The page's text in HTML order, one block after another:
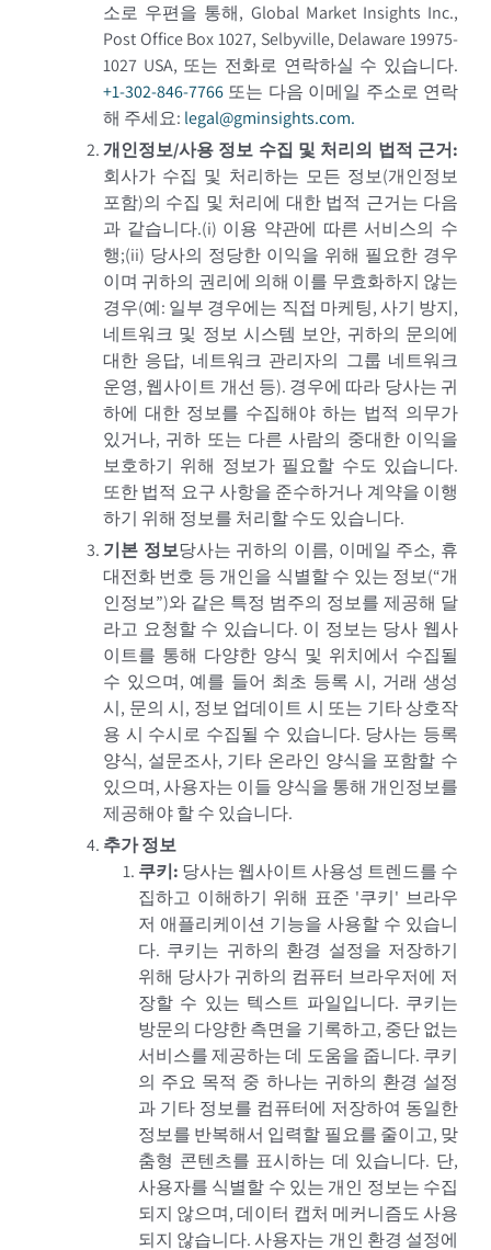
소로 우편을 통해, Global Market Insights Inc.,
Post Office Box 1027, Selbyville, Delaware 19975-
1027 USA, 또는 전화로 연락하실 수 있습니다.
+1-302-846-7766 또는 다음 이메일 주소로 연락
해 주세요: legal@gminsights.com.
개인정보/사용 정보 수집 및 처리의 법적 근거:
회사가 수집 및 처리하는 모든 정보(개인정보
포함)의 수집 및 처리에 대한 법적 근거는 다음
과 같습니다.(i) 이용 약관에 따른 서비스의 수
행;(ii) 당사의 정당한 이익을 위해 필요한 경우
이며 귀하의 권리에 의해 이를 무효화하지 않는
경우(예: 일부 경우에는 직접 마케팅, 사기 방지,
네트워크 및 정보 시스템 보안, 귀하의 문의에
대한 응답, 네트워크 관리자의 그룹 네트워크
운영, 웹사이트 개선 등). 경우에 따라 당사는 귀
하에 대한 정보를 수집해야 하는 법적 의무가
있거나, 귀하 또는 다른 사람의 중대한 이익을
보호하기 위해 정보가 필요할 수도 있습니다.
또한 법적 요구 사항을 준수하거나 계약을 이행
하기 위해 정보를 처리할 수도 있습니다.
기본 정보당사는 귀하의 이름, 이메일 주소, 휴
대전화 번호 등 개인을 식별할 수 있는 정보(“개
인정보”)와 같은 특정 범주의 정보를 제공해 달
라고 요청할 수 있습니다. 이 정보는 당사 웹사
이트를 통해 다양한 양식 및 위치에서 수집될
수 있으며, 예를 들어 최초 등록 시, 거래 생성
시, 문의 시, 정보 업데이트 시 또는 기타 상호작
용 시 수시로 수집될 수 있습니다. 당사는 등록
양식, 설문조사, 기타 온라인 양식을 포함할 수
있으며, 사용자는 이들 양식을 통해 개인정보를
제공해야 할 수 있습니다.
추가 정보
쿠키: 당사는 웹사이트 사용성 트렌드를 수
집하고 이해하기 위해 표준 '쿠키' 브라우
저 애플리케이션 기능을 사용할 수 있습니
다. 쿠키는 귀하의 환경 설정을 저장하기
위해 당사가 귀하의 컴퓨터 브라우저에 저
장할 수 있는 텍스트 파일입니다. 쿠키는
방문의 다양한 측면을 기록하고, 중단 없는
서비스를 제공하는 데 도움을 줍니다. 쿠키
의 주요 목적 중 하나는 귀하의 환경 설정
과 기타 정보를 컴퓨터에 저장하여 동일한
정보를 반복해서 입력할 필요를 줄이고, 맞
춤형 콘텐츠를 표시하는 데 있습니다. 단,
사용자를 식별할 수 있는 개인 정보는 수집
되지 않으며, 데이터 캡처 메커니즘도 사용
되지 않습니다. 사용자는 개인 환경 설정에